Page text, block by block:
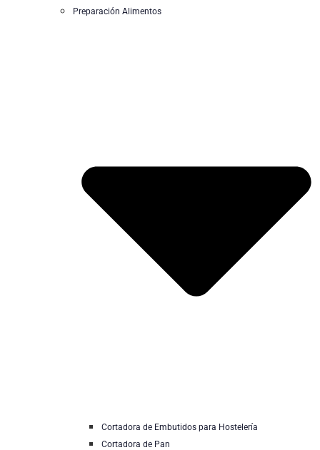
Preparación Alimentos
Cortadora de Embutidos para Hostelería
Cortadora de Pan